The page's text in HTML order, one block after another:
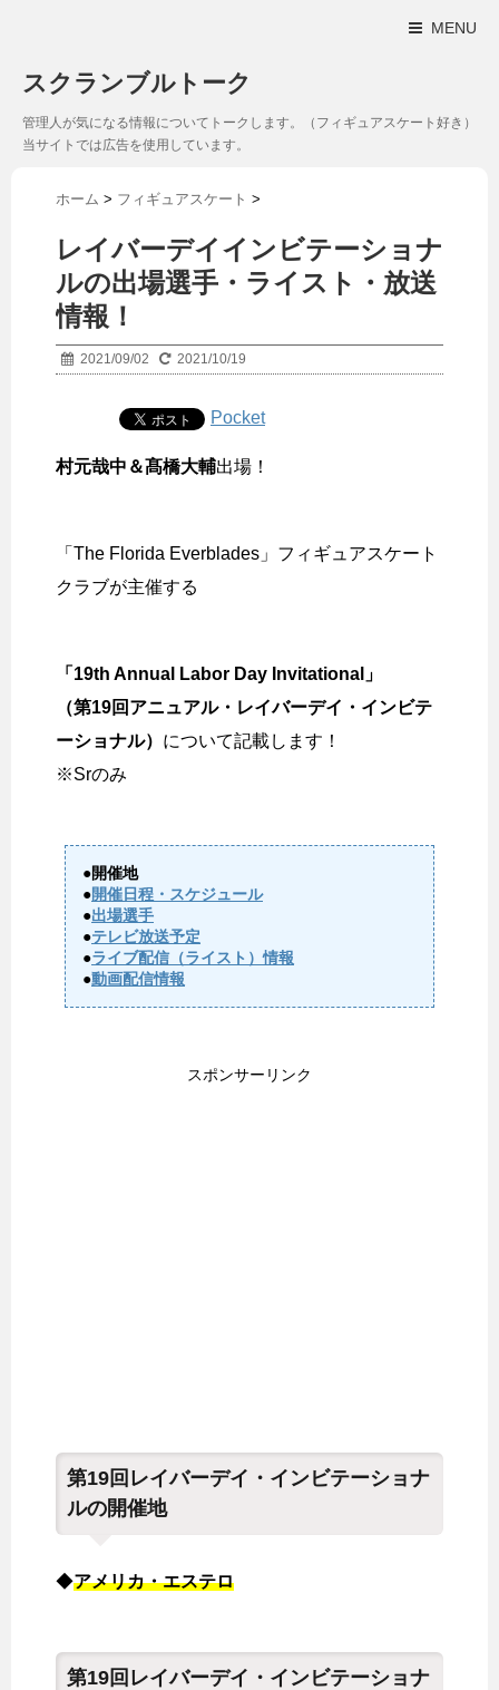
MENU
スクランブルトーク
管理人が気になる情報についてトークします。（フィギュアスケート好き）
当サイトでは広告を使用しています。
ホーム > フィギュアスケート >
レイバーデイインビテーショナ
ルの出場選手・ライスト・放送
情報！
2021/09/02 2021/10/19
Pocket
村元哉中＆髙橋大輔出場！
「The Florida Everblades」フィギュアスケート
クラブが主催する
「19th Annual Labor Day Invitational」
（第19回アニュアル・レイバーデイ・インビテ
ーショナル） について記載します！
※Srのみ
●開催地
●開催日程・スケジュール
●出場選手
●テレビ放送予定
●ライブ配信（ライスト）情報
●動画配信情報
スポンサーリンク
第19回レイバーデイ・インビテーショナ
ルの開催地
◆アメリカ・エステロ
第19回レイバーデイ・インビテーショナ